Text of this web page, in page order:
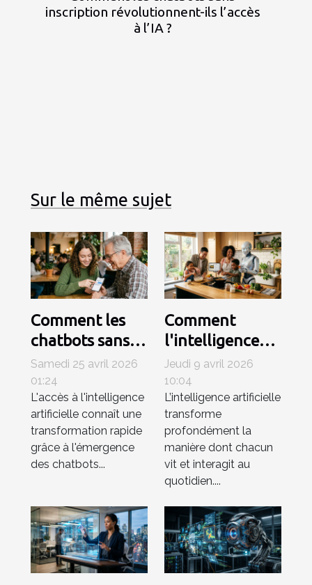
inscription révolutionnent-ils l’accès
à l’IA ?
Sur le même sujet
Comment les
chatbots sans
inscription
révolutionnent-
ils l’accès à l’IA ?
Samedi 25 avril 2026
01:24
L'accès à l'intelligence
artificielle connaît une
transformation rapide
grâce à l'émergence
des chatbots...
Comment
l'intelligence
artificielle
simplifie-t-elle
notre quotidien
?
Jeudi 9 avril 2026
10:04
L’intelligence artificielle
transforme
profondément la
manière dont chacun
vit et interagit au
quotidien....